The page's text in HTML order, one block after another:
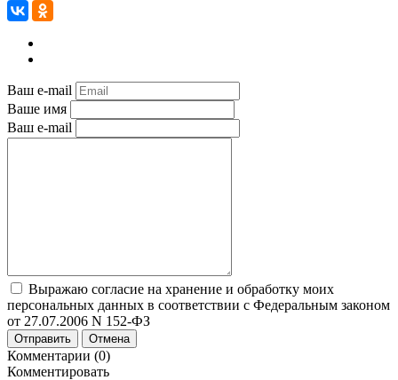
Ваш e-mail
Ваше имя
Ваш e-mail
Выражаю согласие на хранение и обработку моих
персональных данных в соответствии с Федеральным законом
от 27.07.2006 N 152-ФЗ
Отправить Отмена
Комментарии (0)
Комментировать